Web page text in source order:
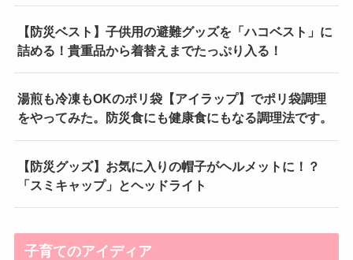
【防災ベスト】子供用の避難グッズを「ハコベスト」に
詰める！貴重品から着替えまでたっぷり入る！
湯煎も冷凍もOKのポリ袋【アイラップ】でポリ袋調理
をやってみた。防災食にも健康食にもなる調理法です。
【防災グッズ】お気に入りの帽子がヘルメットに！？
「スミキャップ」とヘッドライト
子育てのアイディア